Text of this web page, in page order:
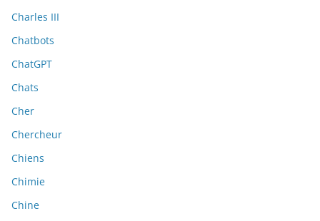
Charles III
Chatbots
ChatGPT
Chats
Cher
Chercheur
Chiens
Chimie
Chine